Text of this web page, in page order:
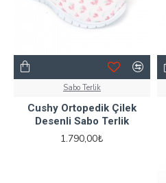
Sabo Terlik
Cushy Ortopedik Çilek
Desenli Sabo Terlik
1.790,00₺